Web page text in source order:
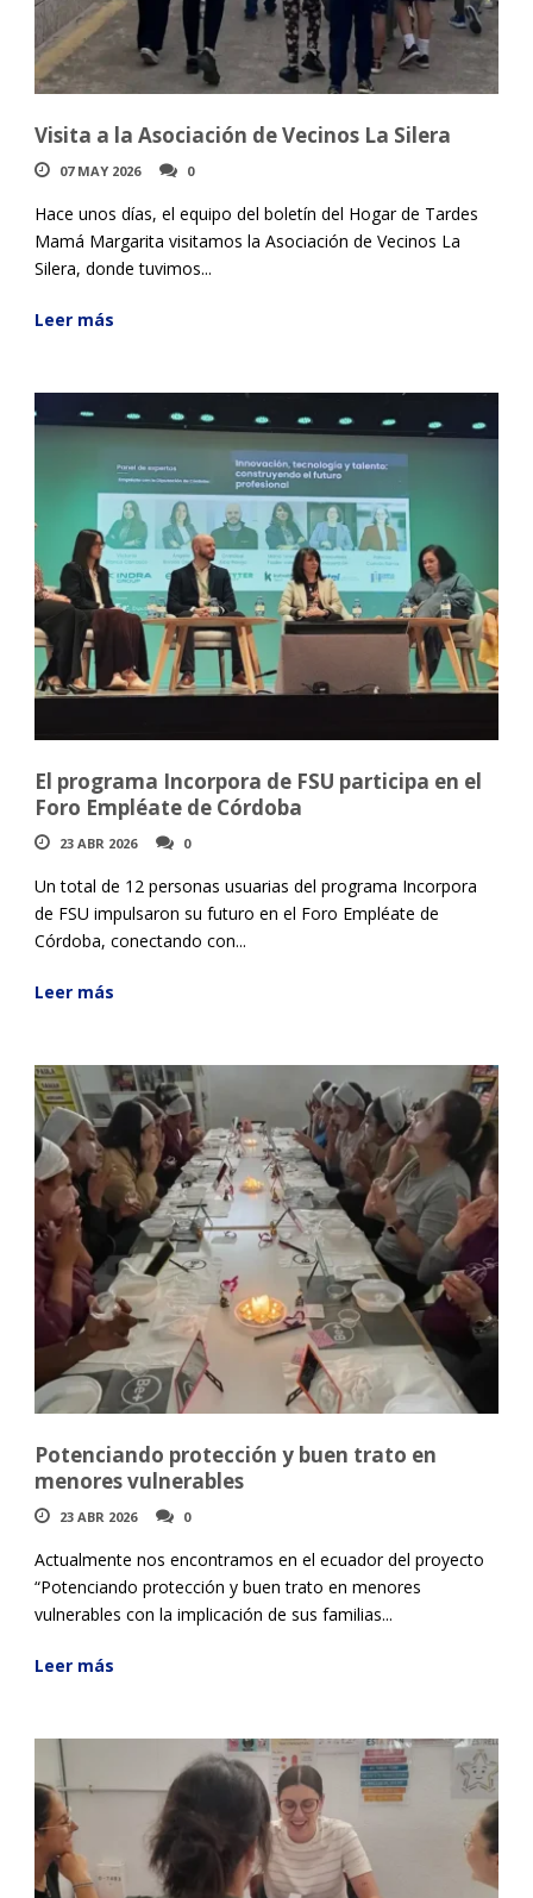
Visita a la Asociación de Vecinos La Silera
07 MAY 2026 0
Hace unos días, el equipo del boletín del Hogar de Tardes
Mamá Margarita visitamos la Asociación de Vecinos La
Silera, donde tuvimos...
Leer más
El programa Incorpora de FSU participa en el
Foro Empléate de Córdoba
23 ABR 2026 0
Un total de 12 personas usuarias del programa Incorpora
de FSU impulsaron su futuro en el Foro Empléate de
Córdoba, conectando con...
Leer más
Potenciando protección y buen trato en
menores vulnerables
23 ABR 2026 0
Actualmente nos encontramos en el ecuador del proyecto
“Potenciando protección y buen trato en menores
vulnerables con la implicación de sus familias...
Leer más